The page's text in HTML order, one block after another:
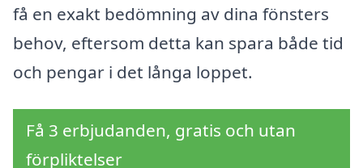
få en exakt bedömning av dina fönsters
behov, eftersom detta kan spara både tid
och pengar i det långa loppet.
Få 3 erbjudanden, gratis och utan
förpliktelser